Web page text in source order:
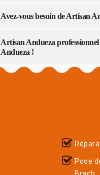
Avez-vous besoin de Artisan
Artisan Andueza
Andueza !
Pose